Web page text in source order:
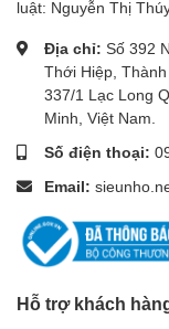
luật: Nguyễn Thị
Địa chỉ: Số 392
Thới Hiệp,
337/1 Lạc Long
Minh, Việt Nam.
Số điện thoại:
Email:
Hỗ trợ khách